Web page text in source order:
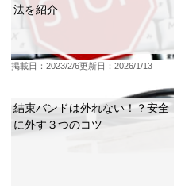
法を紹介
掲載日：2023/2/6更新日：2026/1/13
結束バンドは外れない！？安全
に外す３つのコツ